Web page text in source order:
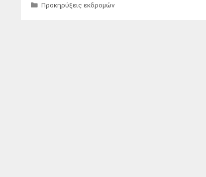
Κατηγορίες
Προκηρύξεις εκδρομών